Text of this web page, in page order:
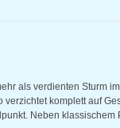
als verdienten Sturm
komplett auf
Neben klassischem